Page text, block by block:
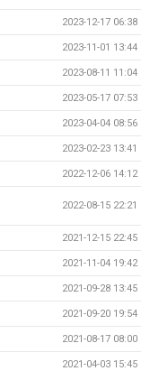
2023-12-17 06:38
2023-11-01 13:44
2023-08-11 11:04
2023-05-17 07:53
2023-04-04 08:56
2023-02-23 13:41
2022-12-06 14:12
2022-08-15 22:21
2021-12-15 22:45
2021-11-04 19:42
2021-09-28 13:45
2021-09-20 19:54
2021-08-17 08:00
2021-04-03 15:45